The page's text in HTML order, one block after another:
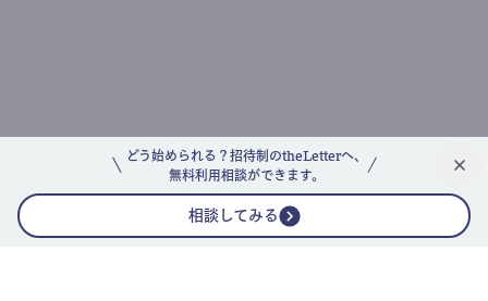
どう始められる？招待制のtheLetterへ、
無料利用相談ができます。
相談してみる